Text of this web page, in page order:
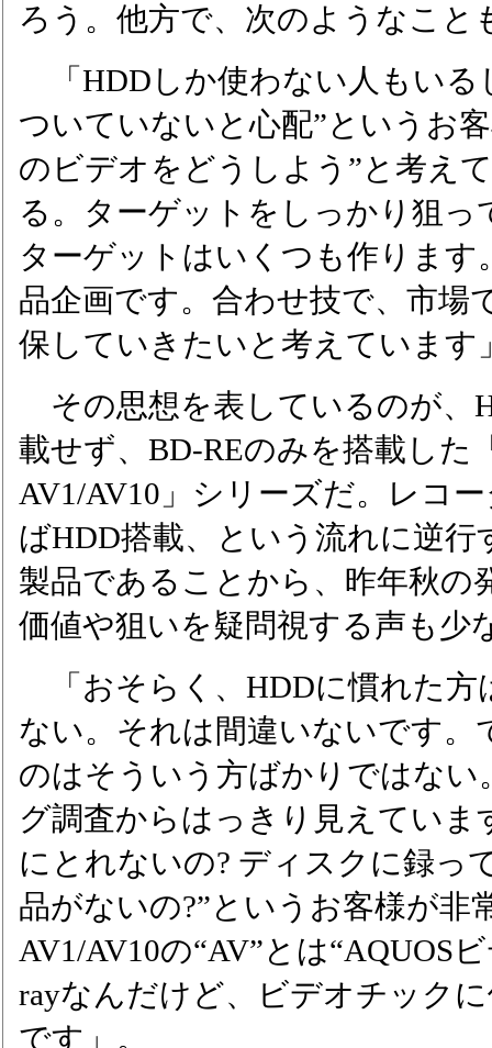
ろう。他方で、次のようなこと
「HDDしか使わない人もいる
ついていないと心配”というお
のビデオをどうしよう”と考え
る。ターゲットをしっかり狙っ
ターゲットはいくつも作りま
品企画です。合わせ技で、市場
保していきたいと考えています
その思想を表しているのが、
載せず、BD-REのみを搭載した
AV1/AV10」シリーズだ。レコ
ばHDD搭載、という流れに逆行
製品であることから、昨年秋の
価値や狙いを疑問視する声も少
「おそらく、HDDに慣れた方
ない。それは間違いないです。
のはそういう方ばかりではな
グ調査からはっきり見えていま
にとれないの? ディスクに録っ
品がないの?”というお客様が非
AV1/AV10の“AV”とは“AQUOS
rayなんだけど、ビデオチック
です」。